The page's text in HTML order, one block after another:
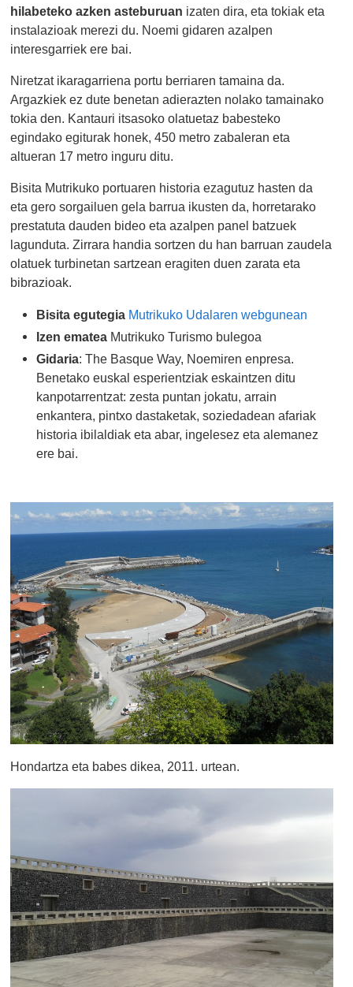
hilabeteko azken asteburuan izaten dira, eta tokiak eta
instalazioak merezi du. Noemi gidaren azalpen
interesgarriek ere bai.
Niretzat ikaragarriena portu berriaren tamaina da.
Argazkiek ez dute benetan adierazten nolako tamainako
tokia den. Kantauri itsasoko olatuetaz babesteko
egindako egiturak honek, 450 metro zabaleran eta
altueran 17 metro inguru ditu.
Bisita Mutrikuko portuaren historia ezagutuz hasten da
eta gero sorgailuen gela barrua ikusten da, horretarako
prestatuta dauden bideo eta azalpen panel batzuek
lagunduta. Zirrara handia sortzen du han barruan zaudela
olatuek turbinetan sartzean eragiten duen zarata eta
bibrazioak.
Bisita egutegia Mutrikuko Udalaren webgunean
Izen ematea Mutrikuko Turismo bulegoa
Gidaria: The Basque Way, Noemiren enpresa.
Benetako euskal esperientziak eskaintzen ditu
kanpotarrentzat: zesta puntan jokatu, arrain
enkantera, pintxo dastaketak, soziedadean afariak
historia ibilaldiak eta abar, ingelesez eta alemanez
ere bai.
Hondartza eta babes dikea, 2011. urtean.